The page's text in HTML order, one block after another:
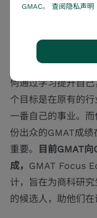
GMAT助力她们追逐
开放的心态，综合
目标。重要的是在
何通过学习提升自
个目标是在原有的
一番自己的事业。
份出众的GMAT成
重要。
目前GMAT向
成， GMAT Focus
计，旨在为商科研
的候选人，助他们在
GMAC。查阅隐私声明